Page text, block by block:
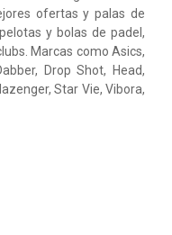
ofertas y palas de
y bolas de padel,
Marcas como Asics,
Drop Shot, Head,
Star Vie, Vibora,